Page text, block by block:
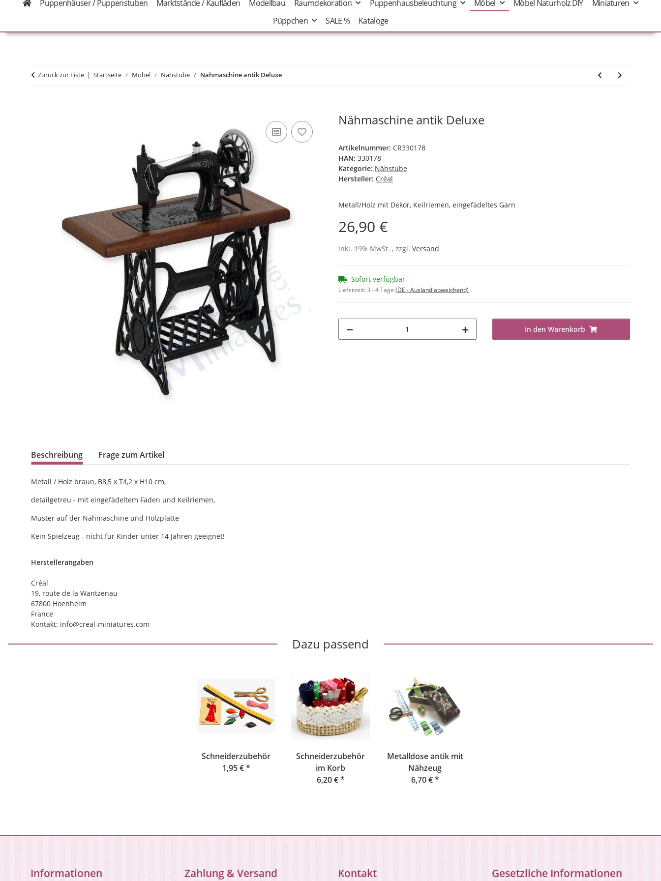
Puppenhäuser / Puppenstuben Marktstände / Kaufläden Modellbau Raumdekoration Puppenhausbeleuchtung Möbel Möbel Naturholz DIY
Miniaturen
Püppchen
SALE % Kataloge
Zurück zur Liste Startseite Möbel Nähstube Nähmaschine antik Deluxe
Nähmaschine antik Deluxe
Artikelnummer: CR330178
HAN: 330178
Kategorie: Nähstube
Hersteller: Créal
Metall/Holz mit Dekor, Keilriemen, eingefädeltes Garn
26,90 €
inkl. 19% MwSt. , zzgl. Versand
Sofort verfügbar
Lieferzeit:3 - 4 Tage (DE - Ausland abweichend)
In den Warenkorb
Beschreibung Frage zum Artikel
Metall / Holz braun, B8,5 x T4,2 x H10 cm,
detailgetreu - mit eingefädeltem Faden und Keilriemen,
Muster auf der Nähmaschine und Holzplatte
Kein Spielzeug - nicht für Kinder unter 14 Jahren geeignet!
Herstellerangaben
Créal
19, route de la Wantzenau
67800 Hoenheim
France
Kontakt: info@creal-miniatures.com
Dazu passend
Schneiderzubehör
1,95 €*
Schneiderzubehör
im Korb
6,20 €*
Metalldose antik mit
Nähzeug
6,70 €*
Informationen Zahlung & Versand Kontakt Gesetzliche Informationen